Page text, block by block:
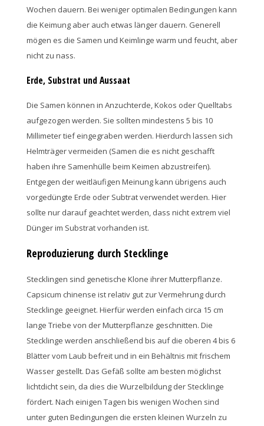
Wochen dauern. Bei weniger optimalen Bedingungen kann
die Keimung aber auch etwas länger dauern. Generell
mögen es die Samen und Keimlinge warm und feucht, aber
nicht zu nass.
Erde, Substrat und Aussaat
Die Samen können in Anzuchterde, Kokos oder Quelltabs
aufgezogen werden. Sie sollten mindestens 5 bis 10
Millimeter tief eingegraben werden. Hierdurch lassen sich
Helmträger vermeiden (Samen die es nicht geschafft
haben ihre Samenhülle beim Keimen abzustreifen).
Entgegen der weitläufigen Meinung kann übrigens auch
vorgedüngte Erde oder Subtrat verwendet werden. Hier
sollte nur darauf geachtet werden, dass nicht extrem viel
Dünger im Substrat vorhanden ist.
Reproduzierung durch Stecklinge
Stecklingen sind genetische Klone ihrer Mutterpflanze.
Capsicum chinense ist relativ gut zur Vermehrung durch
Stecklinge geeignet. Hierfür werden einfach circa 15 cm
lange Triebe von der Mutterpflanze geschnitten. Die
Stecklinge werden anschließend bis auf die oberen 4 bis 6
Blätter vom Laub befreit und in ein Behältnis mit frischem
Wasser gestellt. Das Gefäß sollte am besten möglichst
lichtdicht sein, da dies die Wurzelbildung der Stecklinge
fördert. Nach einigen Tagen bis wenigen Wochen sind
unter guten Bedingungen die ersten kleinen Wurzeln zu